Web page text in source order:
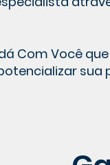
Com Você
sua